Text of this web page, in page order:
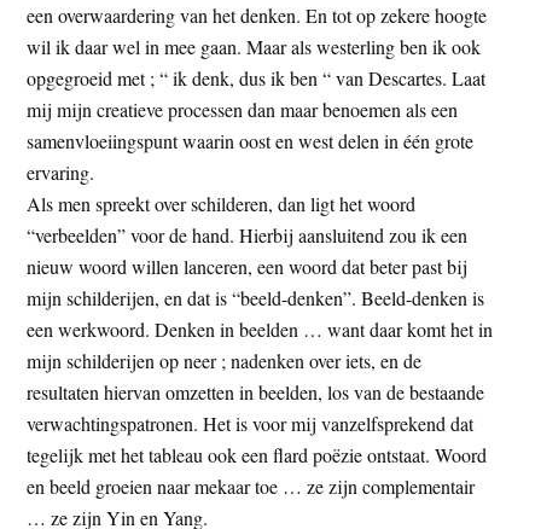
een overwaardering van het denken. En tot op zekere hoogte
wil ik daar wel in mee gaan. Maar als westerling ben ik ook
opgegroeid met ; “ ik denk, dus ik ben “ van Descartes. Laat
mij mijn creatieve processen dan maar benoemen als een
samenvloeiingspunt waarin oost en west delen in één grote
ervaring.
Als men spreekt over schilderen, dan ligt het woord
“verbeelden” voor de hand. Hierbij aansluitend zou ik een
nieuw woord willen lanceren, een woord dat beter past bij
mijn schilderijen, en dat is “beeld-denken”. Beeld-denken is
een werkwoord. Denken in beelden … want daar komt het in
mijn schilderijen op neer ; nadenken over iets, en de
resultaten hiervan omzetten in beelden, los van de bestaande
verwachtingspatronen. Het is voor mij vanzelfsprekend dat
tegelijk met het tableau ook een flard poëzie ontstaat. Woord
en beeld groeien naar mekaar toe … ze zijn complementair
… ze zijn Yin en Yang.